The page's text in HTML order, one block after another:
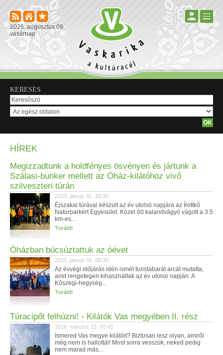
2026. augusztus 09.
vasárnap
KERESÉS
HÍREK
Megizzadtunk a holdfényes ösvényen és jártunk a
Szálasi-bunker mellett az Óház-kilátóhoz vivő
szilveszteri túrán
2023. január 01. 20:30
Éjszakai túrával készült az év utolsó napjára az Írottkő
Natúrparkért Egyesület. Közel 60 kalandvágyó vágott a 3.5
km-es...
Tovább
Óházban búcsúztattuk az óévet
2021. január 01. 00:30
Az évvégi időjárás idén ismét turistabarát arcát mutatta,
amit rengetegen kihasználtak az év utolsó napján. A
Kőszegi-hegység...
Tovább
Túracipőt felhúzni! - Kilátók Vas megyében II. rész
2016. március 23. 00:45
Ismered Vas megye kilátóit? Biztosan lesz olyan, amiről
még nem is hallottál! Most sorra vesszük, neked pedig
nem marad más...